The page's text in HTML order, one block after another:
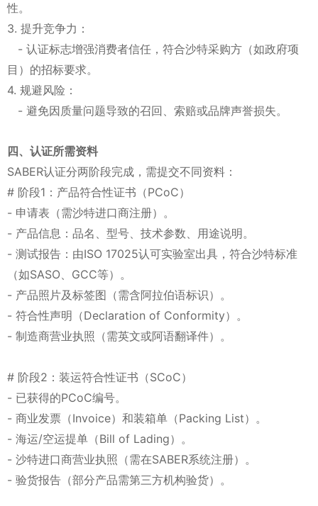
性。
3. 提升竞争力：
- 认证标志增强消费者信任，符合沙特采购方（如政府项
目）的招标要求。
4. 规避风险：
- 避免因质量问题导致的召回、索赔或品牌声誉损失。
四、认证所需资料
SABER认证分两阶段完成，需提交不同资料：
# 阶段1：产品符合性证书（PCoC）
- 申请表（需沙特进口商注册）。
- 产品信息：品名、型号、技术参数、用途说明。
- 测试报告：由ISO 17025认可实验室出具，符合沙特标准
（如SASO、GCC等）。
- 产品照片及标签图（需含阿拉伯语标识）。
- 符合性声明（Declaration of Conformity）。
- 制造商营业执照（需英文或阿语翻译件）。
# 阶段2：装运符合性证书（SCoC）
- 已获得的PCoC编号。
- 商业发票（Invoice）和装箱单（Packing List）。
- 海运/空运提单（Bill of Lading）。
- 沙特进口商营业执照（需在SABER系统注册）。
- 验货报告（部分产品需第三方机构验货）。